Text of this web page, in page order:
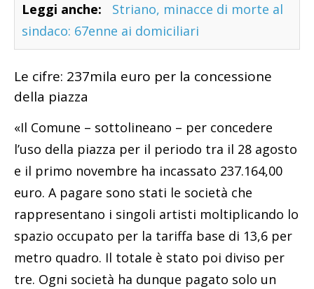
Leggi anche:
Striano, minacce di morte al
sindaco: 67enne ai domiciliari
Le cifre: 237mila euro per la concessione
della piazza
«Il Comune – sottolineano – per concedere
l’uso della piazza per il periodo tra il 28 agosto
e il primo novembre ha incassato 237.164,00
euro. A pagare sono stati le società che
rappresentano i singoli artisti moltiplicando lo
spazio occupato per la tariffa base di 13,6 per
metro quadro. Il totale è stato poi diviso per
tre. Ogni società ha dunque pagato solo un